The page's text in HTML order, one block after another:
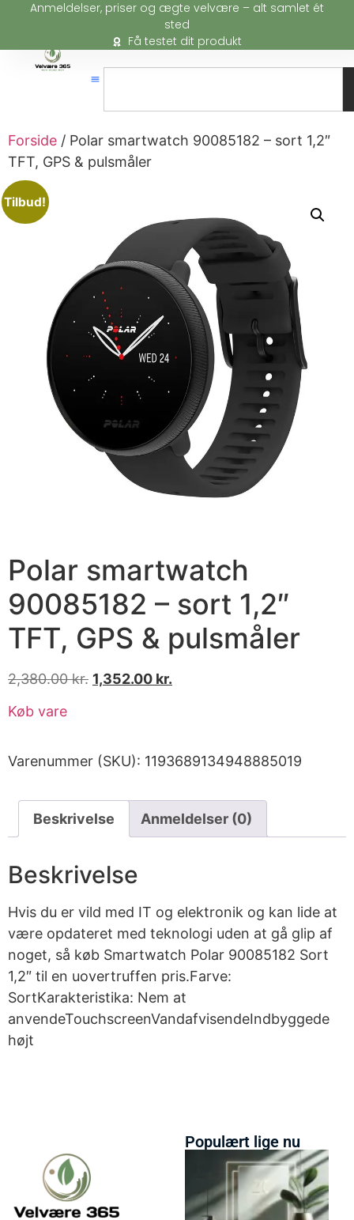
Anmeldelser, priser og ægte velvære – alt samlet ét
sted
Få testet dit produkt
Forside / Polar smartwatch 90085182 – sort 1,2″
TFT, GPS & pulsmåler
Tilbud!
Polar smartwatch
90085182 – sort 1,2″
TFT, GPS & pulsmåler
2,380.00kr. 1,352.00 kr.
Køb vare
Varenummer (SKU): 1193689134948885019
Beskrivelse Anmeldelser (0)
Beskrivelse
Hvis du er vild med IT og elektronik og kan lide at
være opdateret med teknologi uden at gå glip af
noget, så køb Smartwatch Polar 90085182 Sort
1,2″ til en uovertruffen pris.Farve:
SortKarakteristika: Nem at
anvendeTouchscreenVandafvisendeIndbyggede
højt
Populært lige nu